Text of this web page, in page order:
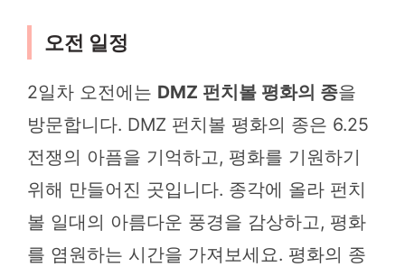
오전 일정
2일차 오전에는 DMZ 펀치볼 평화의 종을
방문합니다. DMZ 펀치볼 평화의 종은 6.25
전쟁의 아픔을 기억하고, 평화를 기원하기
위해 만들어진 곳입니다. 종각에 올라 펀치
볼 일대의 아름다운 풍경을 감상하고, 평화
를 염원하는 시간을 가져보세요. 평화의 종